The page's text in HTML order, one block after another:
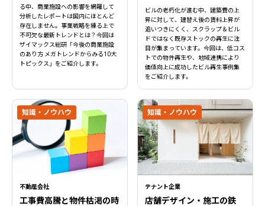
る中、商業施設への影響を網羅して
分析したレポートは国内にほとんど
存在しません。事業戦略を練る上で
不可欠な最新トレンドとは？今回は
ザイマックス総研「今後の商業施設
のあり方 メガトレンドからみる10大
トピックス」をご紹介します。
ビルの老朽化が進む中、建築費の上
昇に対して、建替え後の賃料上昇が
追いつきにくく、スクラップ＆ビル
ドではなく既存ストックの再生に注
目が集まっています。今回は、低コス
トでの物件再生や、地域連携により
価値向上に成功したビル再生事例集
をご紹介します。
不動産会社
工事費高騰と物件枯渇の時
知識・ノウハウ
テナント企業
店舗デザイン・施工の鉄
知識・ノウハウ